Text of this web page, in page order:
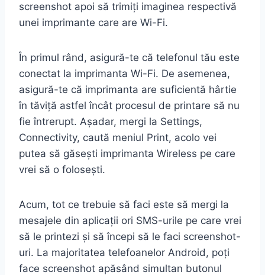
screenshot apoi să trimiți imaginea respectivă
unei imprimante care are Wi-Fi.
În primul rând, asigură-te că telefonul tău este
conectat la imprimanta Wi-Fi. De asemenea,
asigură-te că imprimanta are suficientă hârtie
în tăviță astfel încât procesul de printare să nu
fie întrerupt. Așadar, mergi la Settings,
Connectivity, caută meniul Print, acolo vei
putea să găsești imprimanta Wireless pe care
vrei să o folosești.
Acum, tot ce trebuie să faci este să mergi la
mesajele din aplicații ori SMS-urile pe care vrei
să le printezi și să începi să le faci screenshot-
uri. La majoritatea telefoanelor Android, poți
face screenshot apăsând simultan butonul